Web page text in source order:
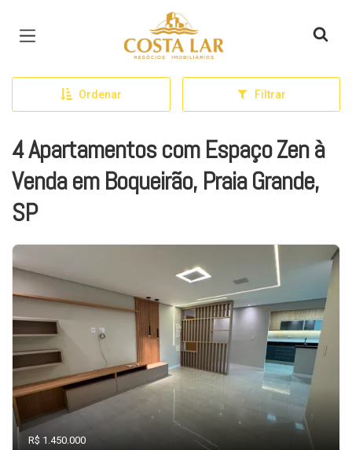
Página inicial
Ordenar Filtrar
4 Apartamentos com Espaço Zen à
Venda em Boqueirão, Praia Grande,
SP
R$ 1.450.000